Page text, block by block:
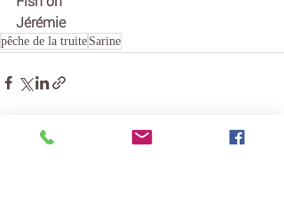
Jérémie
pêche de la truite Sarine
Posts récents Voir tout